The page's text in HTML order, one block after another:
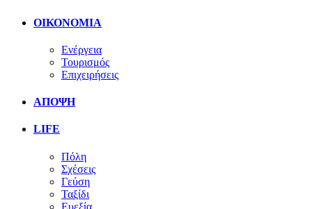
ΟΙΚΟΝΟΜΙΑ
Ενέργεια
Τουρισμός
Επιχειρήσεις
ΑΠΟΨΗ
LIFE
Πόλη
Σχέσεις
Γεύση
Ταξίδι
Ευεξία